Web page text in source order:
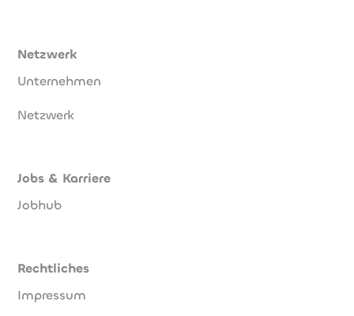
Netzwerk
Unternehmen
Netzwerk
Jobs & Karriere
Jobhub
Rechtliches
Impressum